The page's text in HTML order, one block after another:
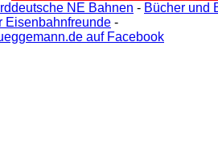
NE Bahnen - Bücher und
Eisenbahnfreunde -
auf Facebook